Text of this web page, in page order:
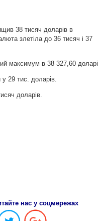
38 тисяч доларів в
злетіла до 36 тисяч і 37
максимум в 38 327,60
у 29 тис. доларів.
доларів.
нас у соцмережах